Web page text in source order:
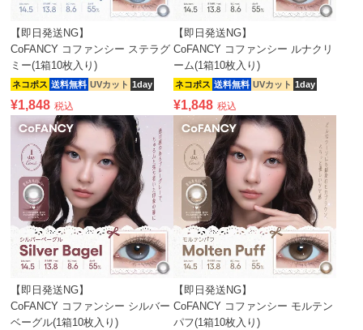
【即日発送NG】
CoFANCY コファンシー ステラグ
ミー(1箱10枚入り)
ネコポス 送料無料 UVカット 1day
¥1,848 税込
【即日発送NG】
CoFANCY コファンシー ルナクリ
ーム(1箱10枚入り)
ネコポス 送料無料 UVカット 1day
¥1,848 税込
【即日発送NG】
CoFANCY コファンシー シルバー
ベーグル(1箱10枚入り)
【即日発送NG】
CoFANCY コファンシー モルテン
パフ(1箱10枚入り)